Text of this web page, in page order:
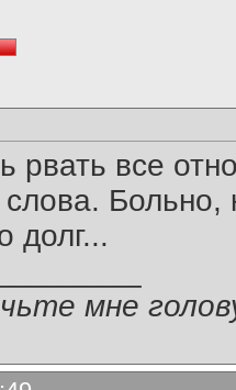
рвать все
долг...
мне